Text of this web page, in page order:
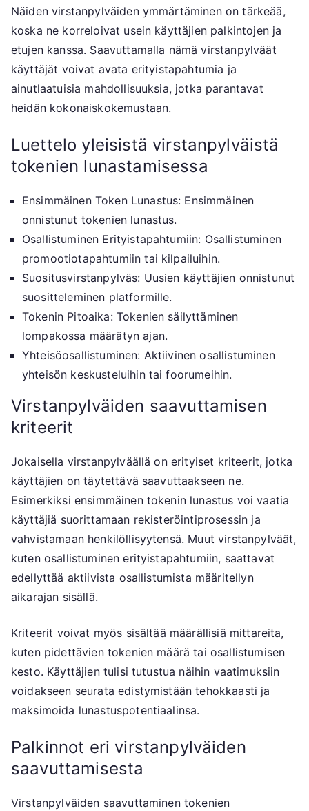
Näiden virstanpylväiden ymmärtäminen on tärkeää,
koska ne korreloivat usein käyttäjien palkintojen ja
etujen kanssa. Saavuttamalla nämä virstanpylväät
käyttäjät voivat avata erityistapahtumia ja
ainutlaatuisia mahdollisuuksia, jotka parantavat
heidän kokonaiskokemustaan.
Luettelo yleisistä virstanpylväistä
tokenien lunastamisessa
Ensimmäinen Token Lunastus: Ensimmäinen
onnistunut tokenien lunastus.
Osallistuminen Erityistapahtumiin: Osallistuminen
promootiotapahtumiin tai kilpailuihin.
Suositusvirstanpylväs: Uusien käyttäjien onnistunut
suositteleminen platformille.
Tokenin Pitoaika: Tokenien säilyttäminen
lompakossa määrätyn ajan.
Yhteisöosallistuminen: Aktiivinen osallistuminen
yhteisön keskusteluihin tai foorumeihin.
Virstanpylväiden saavuttamisen
kriteerit
Jokaisella virstanpylväällä on erityiset kriteerit, jotka
käyttäjien on täytettävä saavuttaakseen ne.
Esimerkiksi ensimmäinen tokenin lunastus voi vaatia
käyttäjiä suorittamaan rekisteröintiprosessin ja
vahvistamaan henkilöllisyytensä. Muut virstanpylväät,
kuten osallistuminen erityistapahtumiin, saattavat
edellyttää aktiivista osallistumista määritellyn
aikarajan sisällä.
Kriteerit voivat myös sisältää määrällisiä mittareita,
kuten pidettävien tokenien määrä tai osallistumisen
kesto. Käyttäjien tulisi tutustua näihin vaatimuksiin
voidakseen seurata edistymistään tehokkaasti ja
maksimoida lunastuspotentiaalinsa.
Palkinnot eri virstanpylväiden
saavuttamisesta
Virstanpylväiden saavuttaminen tokenien